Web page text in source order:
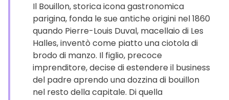
Il Bouillon, storica icona gastronomica
parigina, fonda le sue antiche origini nel 1860
quando Pierre-Louis Duval, macellaio di Les
Halles, inventò come piatto una ciotola di
brodo di manzo. Il figlio, precoce
imprenditore, decise di estendere il business
del padre aprendo una dozzina di bouillon
nel resto della capitale. Di quella